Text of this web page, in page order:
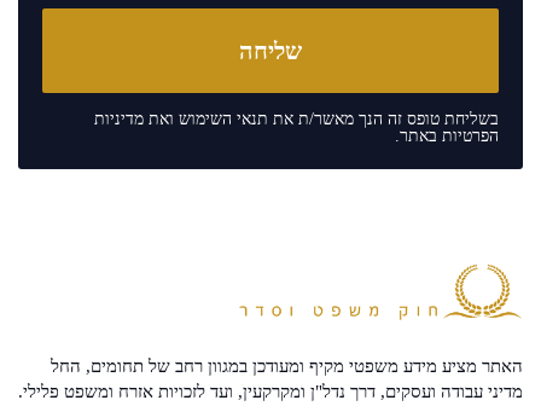
בשליחת טופס זה הנך מאשר/ת את תנאי השימוש ואת מדיניות
הפרטיות באתר.
האתר מציע מידע משפטי מקיף ומעודכן במגוון רחב של תחומים, החל
מדיני עבודה ועסקים, דרך נדל"ן ומקרקעין, ועד לזכויות אזרח ומשפט פלילי.